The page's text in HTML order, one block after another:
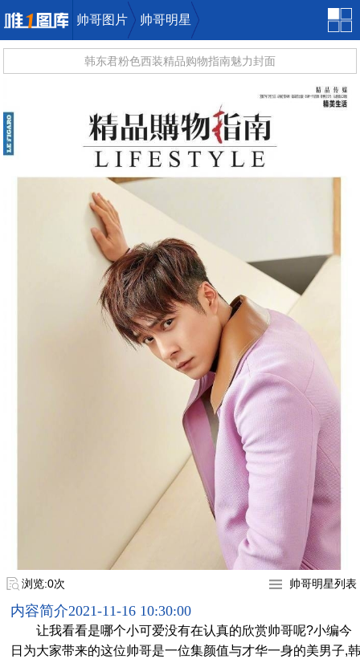
唯一图库
帅哥图片 帅哥明星
韩东君粉色西装精品购物指南魅力封面
浏览:0次 帅哥明星列表
内容简介2021-11-16 10:30:00
让我看看是哪个小可爱没有在认真的欣赏帅哥呢?小编今
日为大家带来的这位帅哥是一位集颜值与才华一身的美男子,